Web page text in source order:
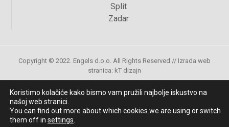
Split
Zadar
Copyright © 2022. Engels d.o.o. All Rights Reserved // Izrada web
stranica: kT dizajn
Koristimo kolačiće kako bismo vam pružili najbolje iskustvo na
našoj web stranici.
You can find out more about which cookies we are using or switch
them off in settings